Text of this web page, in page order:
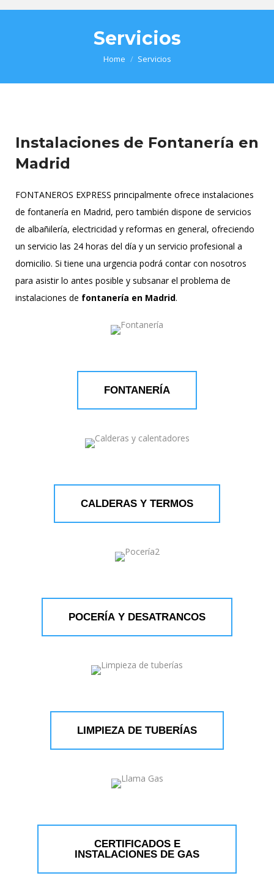
Servicios
You are here:
Home Servicios
Instalaciones de Fontanería en
Madrid
FONTANEROS EXPRESS principalmente ofrece instalaciones
de fontanería en Madrid, pero también dispone de servicios
de albañilería, electricidad y reformas en general, ofreciendo
un servicio las 24 horas del día y un servicio profesional a
domicilio. Si tiene una urgencia podrá contar con nosotros
para asistir lo antes posible y subsanar el problema de
instalaciones de fontanería en Madrid.
FONTANERÍA
CALDERAS Y TERMOS
POCERÍA Y DESATRANCOS
LIMPIEZA DE TUBERÍAS
CERTIFICADOS E
INSTALACIONES DE GAS